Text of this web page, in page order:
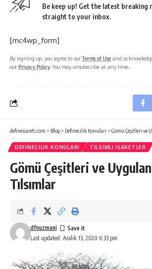
Be keep up! Get the latest breaking
straight to your inbox.
[mc4wp_form]
By signing up, you agree to ourTerms of Use and
our Privacy Policy. You may unsubscribe at any time.
defineisareti.com > Blog > Definecilik Konuları > Gömü Çeşitleri ve
DEFINECILIK KONULARI TILSIMLI İŞARETLER
Gömü Çeşitleri ve
Tılsımlar
Last updated: Aralık 13, 2020 6:33 pm
dfnuzmani